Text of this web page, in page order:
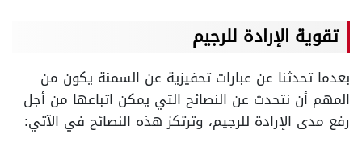
تقوية الإرادة للرجيم
بعدما تحدثنا عن عبارات تحفيزية عن السمنة يكون من
المهم أن نتحدث عن النصائح التي يمكن اتباعها من أجل
رفع مدى الإرادة للرجيم، وترتكز هذه النصائح في الآتي: